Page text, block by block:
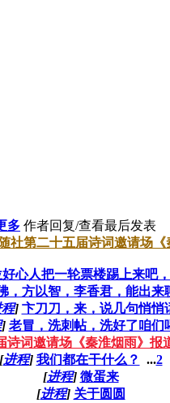
多 作者回复/查看最后发表
随社第二十五届诗词邀请场
心人把一轮票楼踢上来吧
，方以智，李香君，能出来
] 卞刀刀，来，说几句悄悄
] 老冒，洗刺帖，洗好了咱们
诗词邀请场《秦淮烟雨》报
[进程] 我们都在干什么？ ...2
[进程] 微蛋来
[进程] 关于圆圆